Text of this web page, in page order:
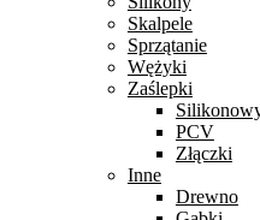
Skalpele
Sprzątanie
Wężyki
Zaślepki
PCV
Złączki
Inne
Drewno